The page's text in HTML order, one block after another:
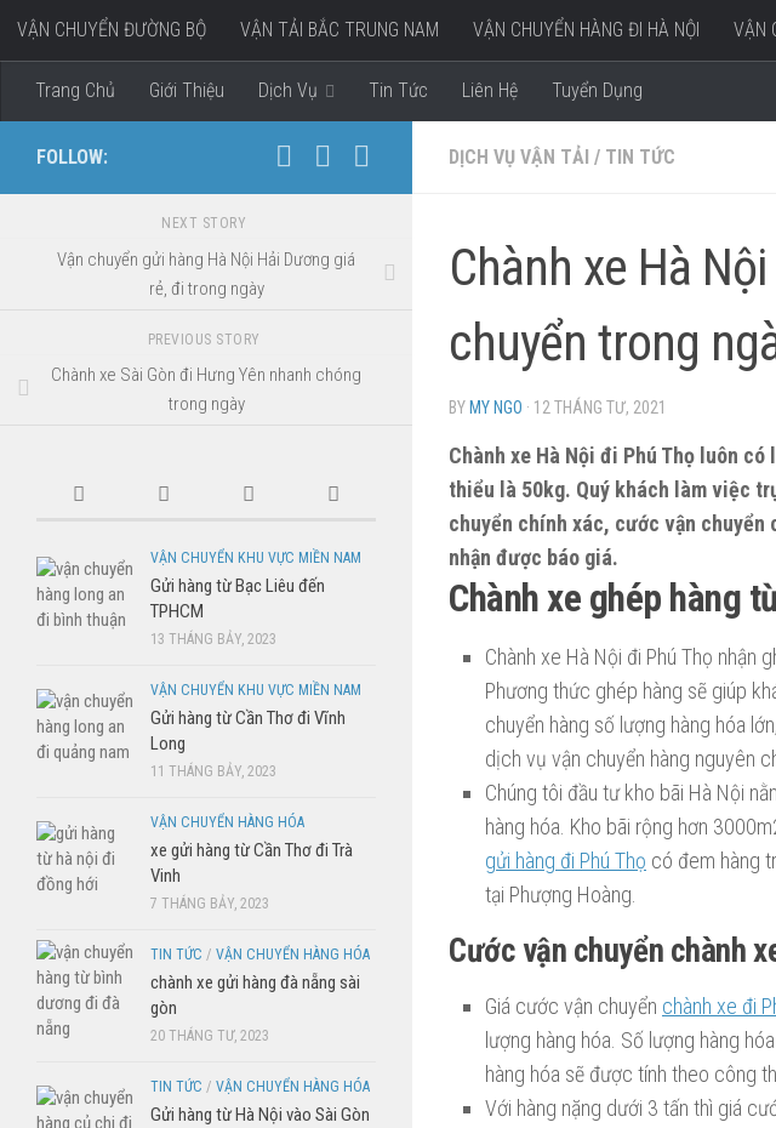
Skip to content
VẬN CHUYỂN ĐƯỜNG BỘ VẬN TẢI BẮC TRUNG NAM VẬN CHUYỂN HÀNG ĐI HÀ NỘI VẬN
VẬN CHUYỂN HÀNG ĐI MIỀN TÂY
Trang Chủ Giới Thiệu Dịch Vụ Tin Tức Liên Hệ Tuyển Dụng
DỊCH VỤ VẬN TẢI / TIN TỨC
Chành xe Hà
chuyển trong
BY MY NGO · 12 THÁNG TƯ, 2021
Chành xe Hà Nội đi Phú Thọ luôn
thiểu là 50kg. Quý khách làm việc
chuyển chính xác, cước vận chuyển
nhận được báo giá.
Chành xe ghép hàng
Chành xe Hà Nội đi Phú Thọ nhận
Phương thức ghép hàng sẽ giúp
chuyển hàng số lượng hàng hóa
dịch vụ vận chuyển hàng nguyên
Chúng tôi đầu tư kho bãi Hà Nội
hàng hóa. Kho bãi rộng hơn
gửi hàng đi Phú Thọ có đem hàng
tại Phượng Hoàng.
Cước vận chuyển chành
Giá cước vận chuyển chành xe đi
lượng hàng hóa. Số lượng hàng
hàng hóa sẽ được tính theo công
Với hàng nặng dưới 3 tấn thì giá
FOLLOW:
NEXT STORY
Vận chuyển gửi hàng Hà Nội Hải Dương giá
rẻ, đi trong ngày
PREVIOUS STORY
Chành xe Sài Gòn đi Hưng Yên nhanh chóng
trong ngày
VẬN CHUYỂN KHU VỰC MIỀN NAM
Gửi hàng từ Bạc Liêu đến
TPHCM
13 THÁNG BẢY, 2023
VẬN CHUYỂN KHU VỰC MIỀN NAM
Gửi hàng từ Cần Thơ đi Vĩnh
Long
11 THÁNG BẢY, 2023
VẬN CHUYỂN HÀNG HÓA
xe gửi hàng từ Cần Thơ đi Trà
Vinh
7 THÁNG BẢY, 2023
TIN TỨC / VẬN CHUYỂN HÀNG HÓA
chành xe gửi hàng đà nẵng sài
gòn
20 THÁNG TƯ, 2023
TIN TỨC / VẬN CHUYỂN HÀNG HÓA
Gửi hàng từ Hà Nội vào Sài Gòn